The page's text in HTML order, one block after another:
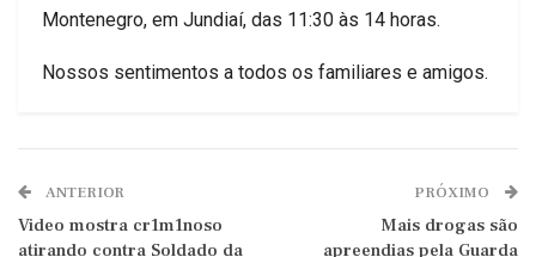
Montenegro, em Jundiaí, das 11:30 às 14 horas.
Nossos sentimentos a todos os familiares e amigos.
ANTERIOR
Video mostra cr1m1noso
atirando contra Soldado da
PRÓXIMO
Mais drogas são
apreendias pela Guarda